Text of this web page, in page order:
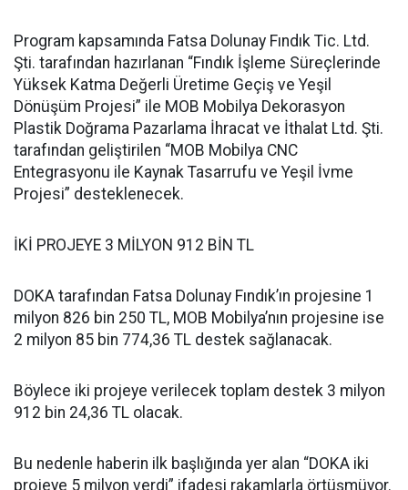
Program kapsamında Fatsa Dolunay Fındık Tic. Ltd.
Şti. tarafından hazırlanan “Fındık İşleme Süreçlerinde
Yüksek Katma Değerli Üretime Geçiş ve Yeşil
Dönüşüm Projesi” ile MOB Mobilya Dekorasyon
Plastik Doğrama Pazarlama İhracat ve İthalat Ltd. Şti.
tarafından geliştirilen “MOB Mobilya CNC
Entegrasyonu ile Kaynak Tasarrufu ve Yeşil İvme
Projesi” desteklenecek.
İKİ PROJEYE 3 MİLYON 912 BİN TL
DOKA tarafından Fatsa Dolunay Fındık’ın projesine 1
milyon 826 bin 250 TL, MOB Mobilya’nın projesine ise
2 milyon 85 bin 774,36 TL destek sağlanacak.
Böylece iki projeye verilecek toplam destek 3 milyon
912 bin 24,36 TL olacak.
Bu nedenle haberin ilk başlığında yer alan “DOKA iki
projeye 5 milyon verdi” ifadesi rakamlarla örtüşmüyor.